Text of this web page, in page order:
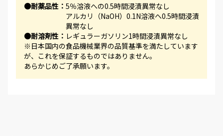
●耐薬品性： 5％溶液への0.5時間浸漬異常なし
アルカリ（NaOH）0.1N溶液へ0.5時間浸漬
異常なし
●耐溶剤性： レギュラーガソリン1時間浸漬異常なし
※日本国内の食品機械業界の品質基準を満たしています
が、これを保証するものではありません。
あらかじめご了承願います。